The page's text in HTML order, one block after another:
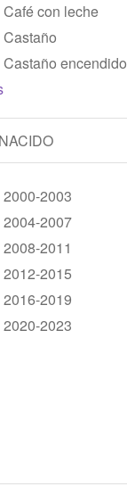
Café con leche
Castaño
Castaño encendido
2000-2003
2004-2007
2008-2011
2012-2015
2016-2019
2020-2023